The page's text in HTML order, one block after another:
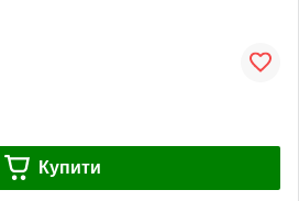
Купити